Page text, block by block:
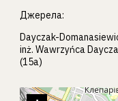
Джерела:
Dayczak-
inż. Wawrzyńca
(15a)